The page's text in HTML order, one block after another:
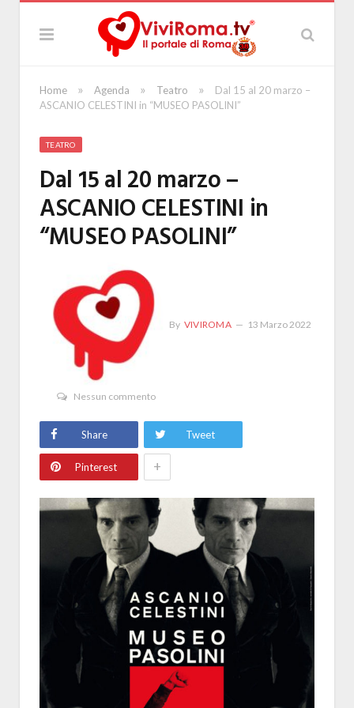
Home » Agenda » Teatro »
Dal 15 al 20 marzo –
ASCANIO CELESTINI in “MUSEO PASOLINI”
TEATRO
Dal 15 al 20 marzo –
ASCANIO CELESTINI in
“MUSEO PASOLINI”
By VIVIROMA 13 Marzo 2022
Nessun commento
Share Tweet
Pinterest +